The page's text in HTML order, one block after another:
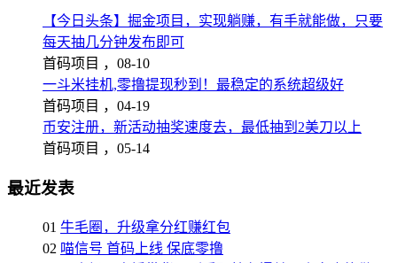
【今日头条】掘金项目，实现躺赚，有手就能做，只要
每天抽几分钟发布即可
首码项目 ， 08-10
一斗米挂机,零撸提现秒到！最稳定的系统超级好
首码项目 ， 04-19
币安注册，新活动抽奖速度去，最低抽到2美刀以上
首码项目 ， 05-14
最近发表
01 牛毛圈，升级拿分红赚红包
02 喵信号 首码上线 保底零撸